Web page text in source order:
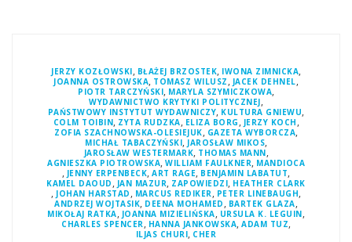
JERZY KOZŁOWSKI, BŁAŻEJ BRZOSTEK, IWONA ZIMNICKA,
JOANNA OSTROWSKA, TOMASZ WILUSZ , JACEK DEHNEL,
PIOTR TARCZYŃSKI, MARYLA SZYMICZKOWA,
WYDAWNICTWO KRYTYKI POLITYCZNEJ,
PAŃSTWOWY INSTYTUT WYDAWNICZY, KULTURA GNIEWU,
COLM TOIBIN, ZYTA RUDZKA, ELIZA BORG , JERZY KOCH ,
ZOFIA SZACHNOWSKA-OLESIEJUK, GAZETA WYBORCZA,
MICHAŁ TABACZYŃSKI, JAROSŁAW MIKOS,
JAROSŁAW WESTERMARK, THOMAS MANN,
AGNIESZKA PIOTROWSKA, WILLIAM FAULKNER, MANDIOCA
, JENNY ERPENBECK,ART RAGE, BENJAMIN LABATUT,
KAMEL DAOUD , JAN MAZUR, ZAPOWIEDZI, HEATHER CLARK
, JOHAN HARSTAD , MARCUS REDIKER, PETER LINEBAUGH,
ANDRZEJ WOJTASIK, DEENA MOHAMED , BARTEK GLAZA,
MIKOŁAJ RATKA, JOANNA MIZIELIŃSKA, URSULA K. LEGUIN,
CHARLES SPENCER, HANNA JANKOWSKA, ADAM TUZ,
ILJAS CHURI, CHER